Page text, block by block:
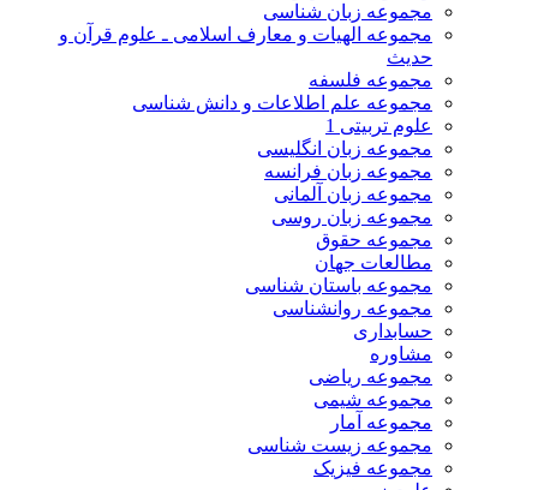
مجموعه زبان شناسی
مجموعه الهیات و معارف اسلامی ـ علوم قرآن و
حدیث
مجموعه فلسفه
مجموعه علم اطلاعات و دانش شناسی
علوم تربیتی 1
مجموعه زبان انگلیسی
مجموعه زبان فرانسه
مجموعه زبان آلمانی
مجموعه زبان روسی
مجموعه حقوق
مطالعات جهان
مجموعه باستان شناسی
مجموعه روانشناسی
حسابداری
مشاوره
مجموعه ریاضی
مجموعه شیمی
مجموعه آمار
مجموعه زیست شناسی
مجموعه فیزیک